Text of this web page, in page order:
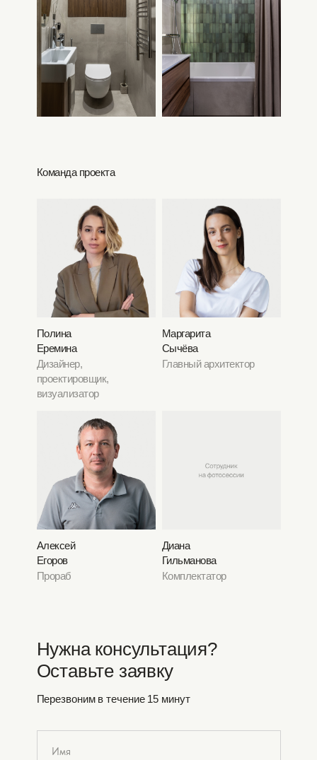
Команда проекта
Полина
Еремина
Дизайнер,
проектировщик,
визуализатор
Маргарита
Сычёва
Главный архитектор
Диана
Гильманова
Комплектатор
Алексей
Егоров
Прораб
Нужна консультация?
Оставьте заявку
Перезвоним в течение 15 минут